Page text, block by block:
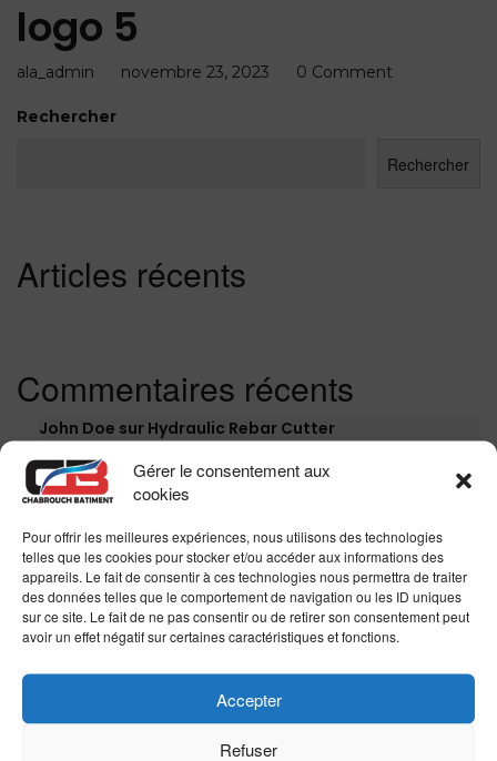
Gérer le consentement aux
cookies
Pour offrir les meilleures expériences, nous utilisons des technologies
telles que les cookies pour stocker et/ou accéder aux informations des
appareils. Le fait de consentir à ces technologies nous permettra de traiter
des données telles que le comportement de navigation ou les ID uniques
sur ce site. Le fait de ne pas consentir ou de retirer son consentement peut
avoir un effet négatif sur certaines caractéristiques et fonctions.
Accepter
Refuser
logo 5
ala_admin novembre 23, 2023 0 Comment
Rechercher
Rechercher
Articles récents
Commentaires récents
John Doe sur Hydraulic Rebar Cutter
John Doe
surSquare Ruler
John Doe
John DoesurCordless Reciprocating Saw
John DoesurFolding Shovel
Rechercher :